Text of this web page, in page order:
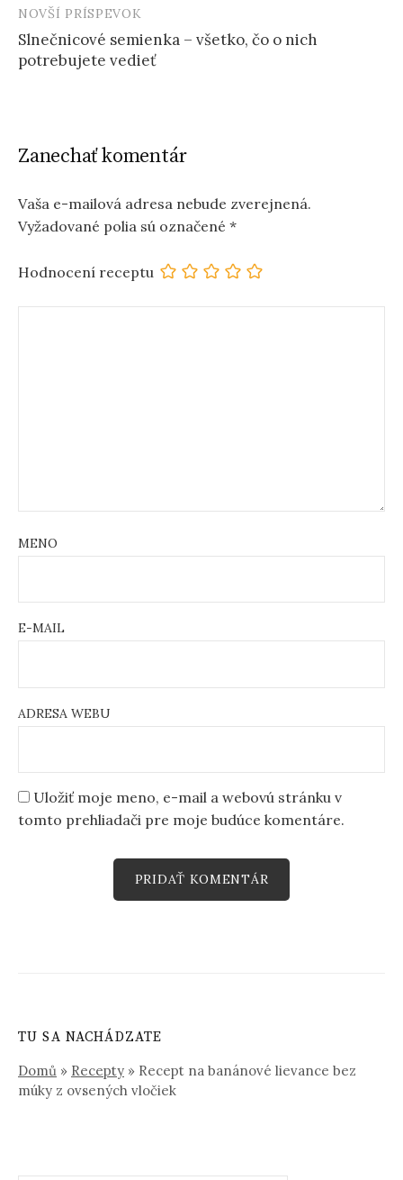
NOVŠÍ PRÍSPEVOK
Slnečnicové semienka – všetko, čo o nich
potrebujete vedieť
Zanechať komentár
Vaša e-mailová adresa nebude zverejnená.
Vyžadované polia sú označené *
Hodnocení receptu
MENO
E-MAIL
ADRESA WEBU
Uložiť moje meno, e-mail a webovú stránku v
tomto prehliadači pre moje budúce komentáre.
TU SA NACHÁDZATE
Domů » Recepty » Recept na banánové lievance bez
múky z ovsených vločiek